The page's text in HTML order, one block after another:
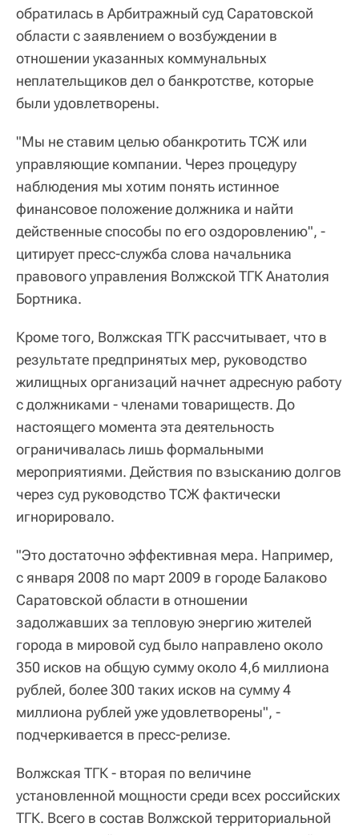
обратилась в Арбитражный суд Саратовской
области с заявлением о возбуждении в
отношении указанных коммунальных
неплательщиков дел о банкротстве, которые
были удовлетворены.
"Мы не ставим целью обанкротить ТСЖ или
управляющие компании. Через процедуру
наблюдения мы хотим понять истинное
финансовое положение должника и найти
действенные способы по его оздоровлению", -
цитирует пресс-служба слова начальника
правового управления Волжской ТГК Анатолия
Бортника.
Кроме того, Волжская ТГК рассчитывает, что в
результате предпринятых мер, руководство
жилищных организаций начнет адресную работу
с должниками - членами товариществ. До
настоящего момента эта деятельность
ограничивалась лишь формальными
мероприятиями. Действия по взысканию долгов
через суд руководство ТСЖ фактически
игнорировало.
"Это достаточно эффективная мера. Например,
с января 2008 по март 2009 в городе Балаково
Саратовской области в отношении
задолжавших за тепловую энергию жителей
города в мировой суд было направлено около
350 исков на общую сумму около 4,6 миллиона
рублей, более 300 таких исков на сумму 4
миллиона рублей уже удовлетворены", -
подчеркивается в пресс-релизе.
Волжская ТГК - вторая по величине
установленной мощности среди всех российских
ТГК. Всего в состав Волжской территориальной